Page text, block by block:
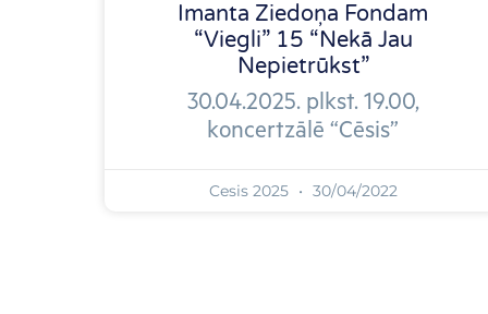
Imanta Ziedoņa Fondam
“Viegli” 15 “Nekā Jau
Nepietrūkst”
30.04.2025. plkst. 19.00,
koncertzālē “Cēsis”
Cesis 2025 30/04/2022